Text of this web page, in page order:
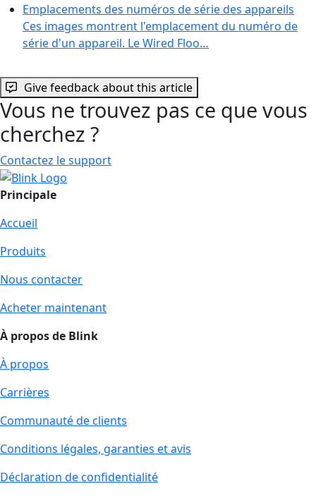
Emplacements des numéros de série des appareils
Ces images montrent l'emplacement du numéro de
série d'un appareil. Le Wired Floo…
Give feedback about this article
Vous ne trouvez pas ce que vous
cherchez ?
Contactez le support
Principale
Accueil
Produits
Nous contacter
Acheter maintenant
À propos de Blink
À propos
Carrières
Communauté de clients
Conditions légales, garanties et avis
Déclaration de confidentialité